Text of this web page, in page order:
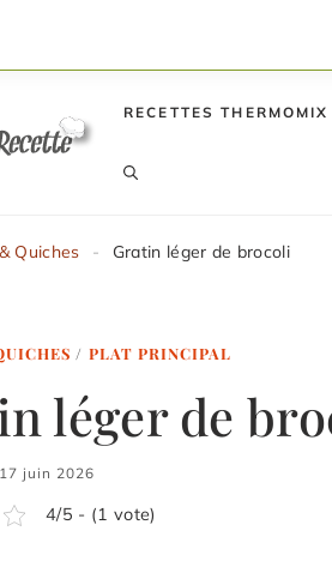
RECETTES THERMOMIX
Quiches - Gratin léger de brocoli
/ PLAT PRINCIPAL
léger de
juin 2026
4/5 - (1 vote)